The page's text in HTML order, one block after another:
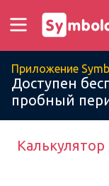
Приложение
Доступен
пробный